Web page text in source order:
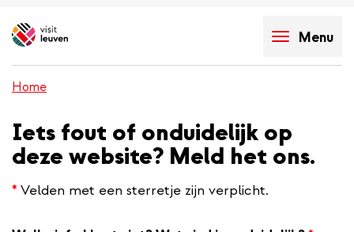
en
inhoud
Menu
Home
Iets fout of onduidelijk op
deze website? Meld het ons.
* Velden met een sterretje zijn verplicht.